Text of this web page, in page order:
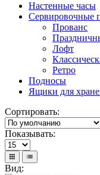
Настенные часы
Сервировочные
Прованс
Лофт
Ретро
Подносы
Ящики для
Сортировать:
Показывать:
Вид: